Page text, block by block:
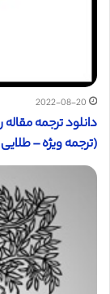
2022-08-20
(ترجمه ویژه – طلایی